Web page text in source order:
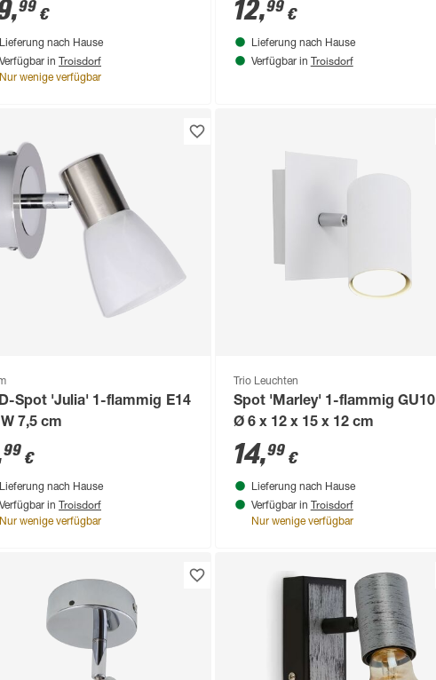
,99 €
Lieferung nach Hause
Verfügbar in Troisdorf
Nur wenige verfügbar
12,99€
Lieferung nach Hause
Verfügbar in Troisdorf
Spot 'Julia' 1-flammig E14
7,5 cm
99 €
Lieferung nach Hause
Verfügbar in Troisdorf
Nur wenige verfügbar
Trio Leuchten
Spot 'Marley' 1-flammig GU10
Ø 6 x 12 x 15 x 12 cm
14,99€
Lieferung nach Hause
Verfügbar in Troisdorf
Nur wenige verfügbar